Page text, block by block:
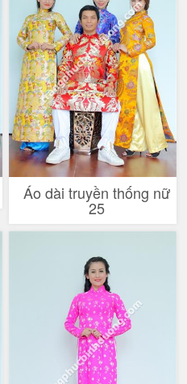
Áo dài truyền thống nữ
25